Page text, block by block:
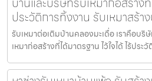
ประวัติการทิ้งงาน รับเหมาสร้า
รับเหมาต่อเติมบ้านคลองมะเดื่อ เราคือบ
เหมาก่อสร้างที่ได้มาตรฐาน ไว้ใจได้ ไร้ประ